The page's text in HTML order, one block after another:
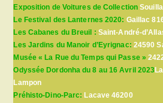
Exposition de Voitures de Collection
Le Festival des Lanternes 2020: Gaillac
Les Cabanes du Breuil : Saint-André-
Les Jardins du Manoir d’Eyrignac: 24590
Musée « La Rue du Temps qui Passe »
Odyssée Dordonha du 8 au 16 Avril 2023
Lampon
Préhisto-Dino-Parc: Lacave 46200